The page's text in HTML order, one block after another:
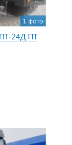
1 фото
24Д ПТ